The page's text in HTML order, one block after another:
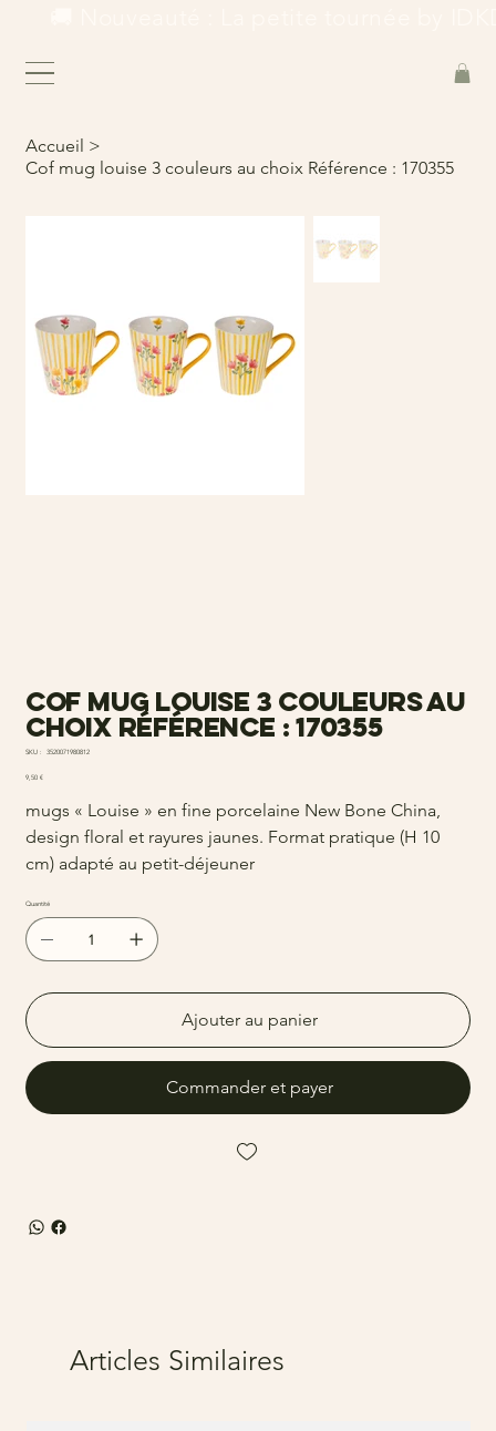
Accueil >
Cof mug louise 3 couleurs au choix Référence : 170355
Cof mug louise 3 couleurs au
choix Référence : 170355
SKU :
SKU
3520071980812
Prix
9,50 €
mugs « Louise » en fine porcelaine New Bone China,
design floral et rayures jaunes. Format pratique (H 10
cm) adapté au petit-déjeuner
Quantité
Ajouter au panier
Commander et payer
Articles Similaires